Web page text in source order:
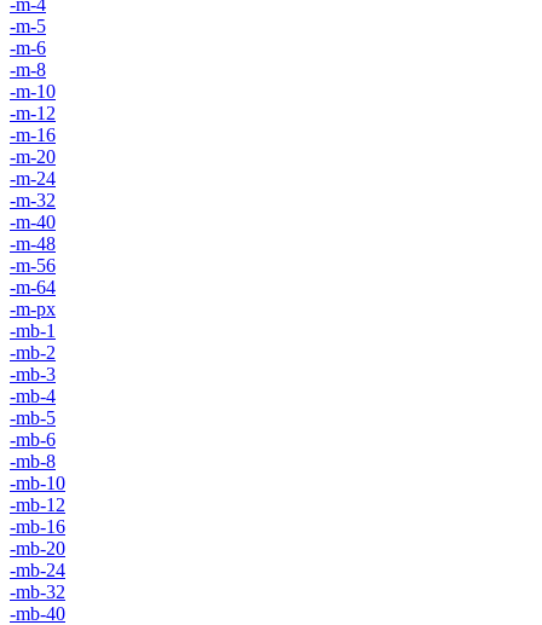
-m-5
-m-6
-m-8
-m-10
-m-12
-m-16
-m-20
-m-24
-m-32
-m-40
-m-48
-m-56
-m-64
-m-px
-mb-1
-mb-2
-mb-3
-mb-4
-mb-5
-mb-6
-mb-8
-mb-10
-mb-12
-mb-16
-mb-20
-mb-24
-mb-32
-mb-40